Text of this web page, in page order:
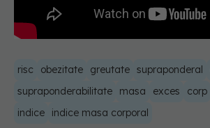
risc obezitate greutate supraponderal
supraponderabilitate
masa exces corp
indice
indice masa corporal